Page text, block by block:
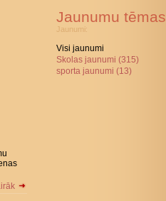
Jaunumu tēmas
Jaunumi:
Visi jaunumi
Skolas jaunumi (315)
sporta jaunumi (13)